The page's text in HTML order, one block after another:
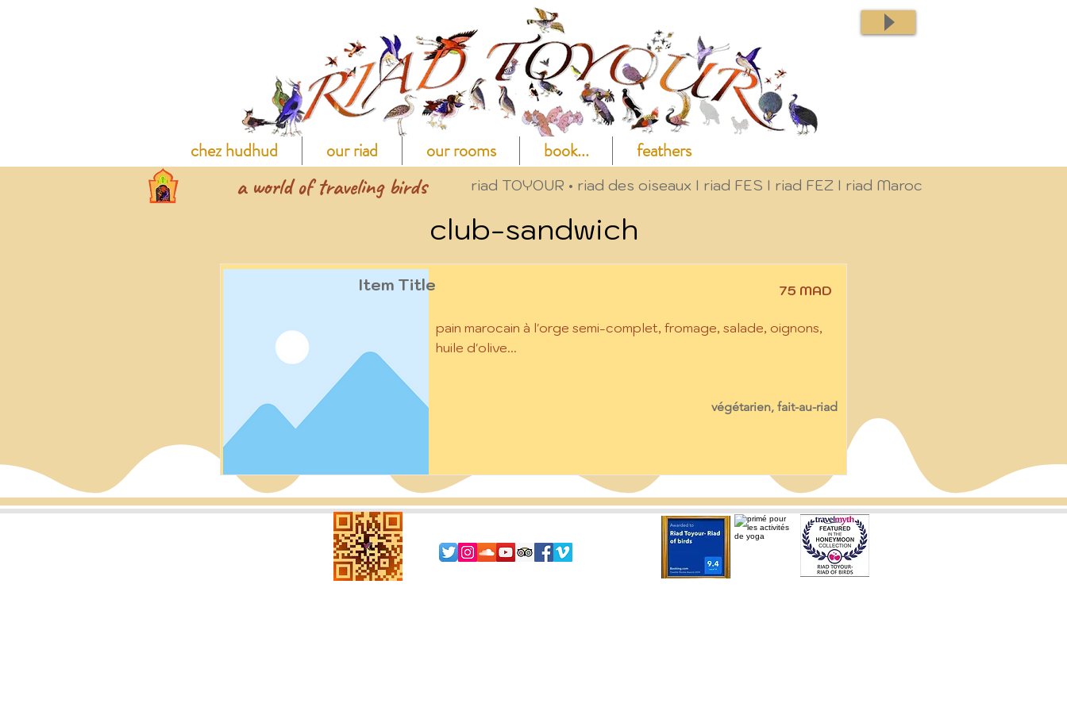
chez hudhud our riad our rooms book... feathers
club-sandwich
Item Title 75 MAD
pain marocain à l'orge semi-complet, fromage, salade, oignons,
huile d'olive...
végétarien, fait-au-riad
riad TOYOUR • riad des oiseaux I riad FES I riad FEZ I riad Maroc
a world of traveling birds